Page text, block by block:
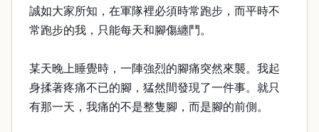
誠如大家所知，在軍隊裡必須時常跑步，而平時不
常跑步的我，只能每天和腳傷纏鬥。
某天晚上睡覺時，一陣強烈的腳痛突然來襲。我起
身揉著疼痛不已的腳，猛然間發現了一件事。就只
有那一天，我痛的不是整隻腳，而是腳的前側。